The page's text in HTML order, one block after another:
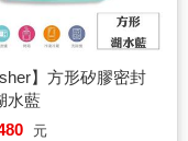
】方形矽膠密封
水藍
元